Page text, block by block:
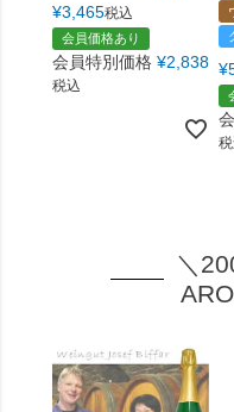
¥3,465税込
会員価格あり
会員特別価格 ¥2,838
税込
¥
＼